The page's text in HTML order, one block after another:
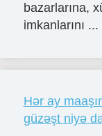
bazarlarına,
imkanlarını ...
Hər ay
güzəşt niyə